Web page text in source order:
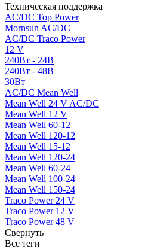
Техническая поддержка
AC/DC Top Power
Mornsun AC/DC
AC/DC Traco Power
12 V
240Вт - 24В
240Вт - 48В
30Вт
AC/DC Mean Well
Mean Well 24 V AC/DC
Mean Well 12 V
Mean Well 60-12
Mean Well 120-12
Mean Well 15-12
Mean Well 120-24
Mean Well 60-24
Mean Well 100-24
Mean Well 150-24
Traco Power 24 V
Traco Power 12 V
Traco Power 48 V
Свернуть
Все теги